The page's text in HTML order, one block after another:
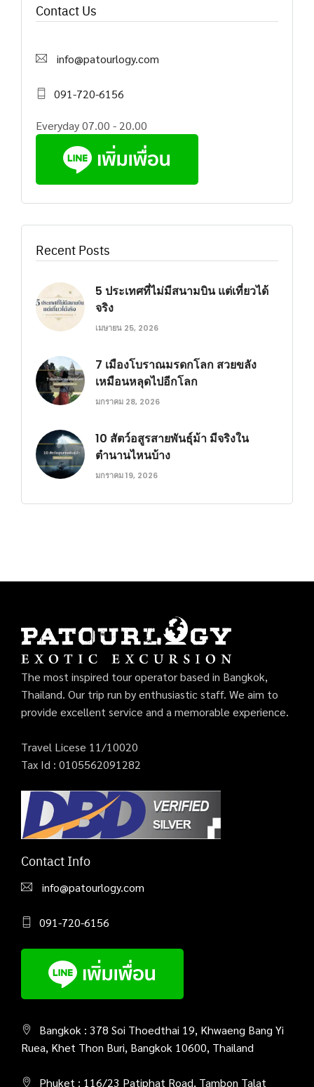
Contact Us
info@patourlogy.com
091-720-6156
Everyday 07.00 - 20.00
Recent Posts
5 ประเทศที่ไม่มีสนามบิน แต่เที่ยวได้
จริง
เมษายน 25, 2026
7 เมืองโบราณมรดกโลก สวยขลัง
เหมือนหลุดไปอีกโลก
มกราคม 28, 2026
10 สัตว์อสูรสายพันธุ์ม้า มีจริงใน
ตำนานไหนบ้าง
มกราคม 19, 2026
The most inspired tour operator based in Bangkok,
Thailand. Our trip run by enthusiastic staff. We aim to
provide excellent service and a memorable experience.
Travel Licese 11/10020
Tax Id : 0105562091282
Contact Info
info@patourlogy.com
091-720-6156
Bangkok : 378 Soi Thoedthai 19, Khwaeng Bang Yi
Ruea, Khet Thon Buri, Bangkok 10600, Thailand
Phuket : 116/23 Patiphat Road, Tambon Talat